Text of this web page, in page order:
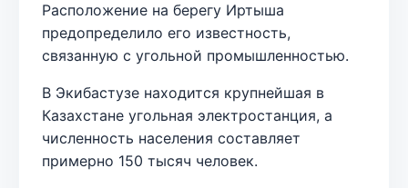
Расположение на берегу Иртыша
предопределило его известность,
связанную с угольной промышленностью.
В Экибастузе находится крупнейшая в
Казахстане угольная электростанция, а
численность населения составляет
примерно 150 тысяч человек.